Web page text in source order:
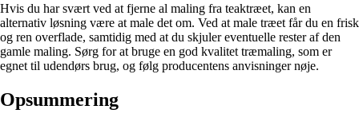
Hvis du har svært ved at fjerne al maling fra teaktræet, kan en
alternativ løsning være at male det om. Ved at male træet får du en frisk
og ren overflade, samtidig med at du skjuler eventuelle rester af den
gamle maling. Sørg for at bruge en god kvalitet træmaling, som er
egnet til udendørs brug, og følg producentens anvisninger nøje.
Opsummering